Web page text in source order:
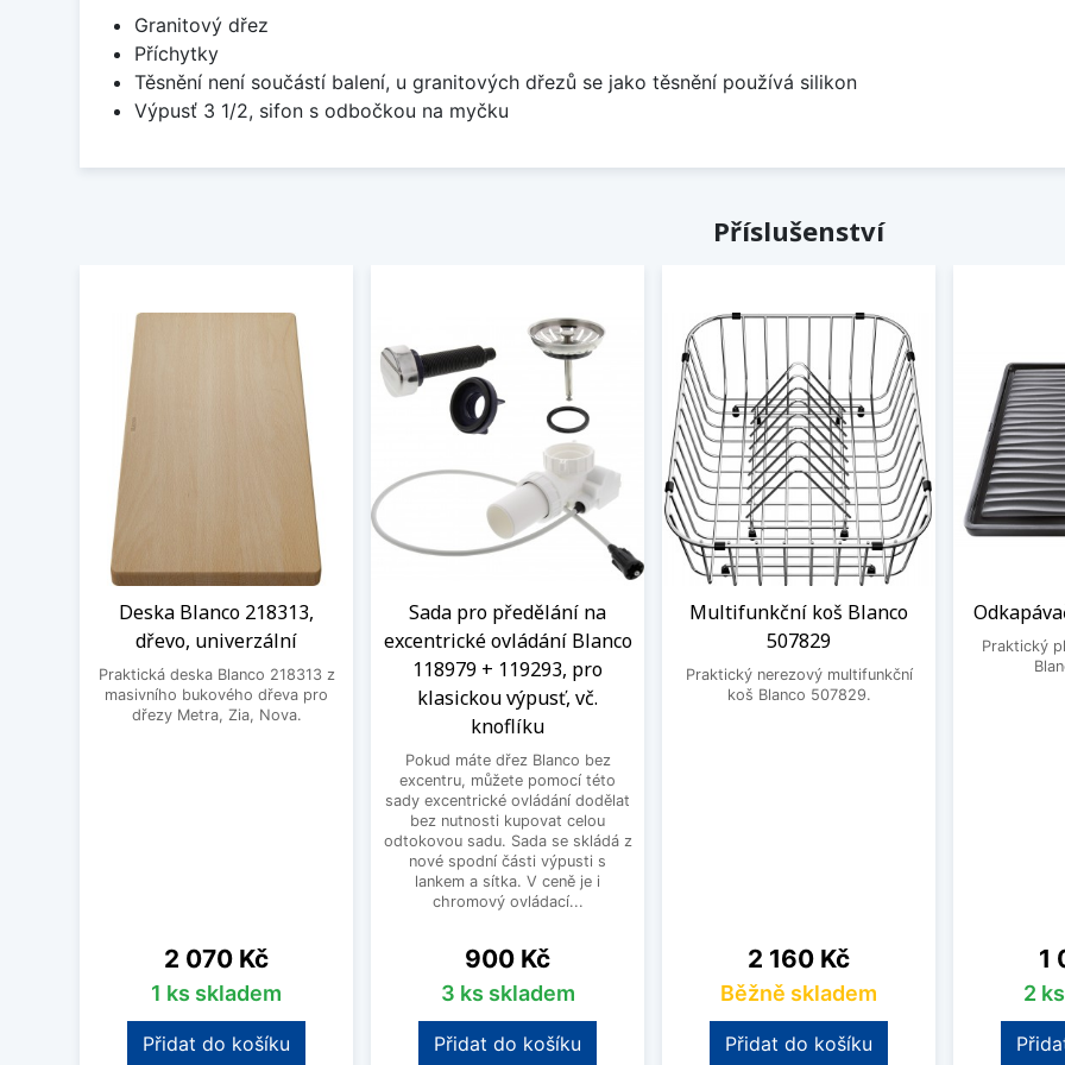
Granitový dřez
Příchytky
Těsnění není součástí balení, u granitových dřezů se jako těsnění používá silikon
Výpusť 3 1/2, sifon s odbočkou na myčku
Příslušenství
Deska Blanco 218313,
dřevo, univerzální
Praktická deska Blanco 218313 z
masivního bukového dřeva pro
dřezy Metra, Zia, Nova.
Cena
2 070 Kč
1 ks skladem
Přidat do košíku
Sada pro předělání na
excentrické ovládání Blanco
118979 + 119293, pro
klasickou výpusť, vč.
knoflíku
Pokud máte dřez Blanco bez
excentru, můžete pomocí této
sady excentrické ovládání dodělat
bez nutnosti kupovat celou
odtokovou sadu. Sada se skládá z
nové spodní části výpusti s
lankem a sítka. V ceně je i
chromový ovládací...
Cena
900 Kč
3 ks skladem
Přidat do košíku
Multifunkční koš Blanco
507829
Praktický nerezový multifunkční
koš Blanco 507829.
Cena
2 160 Kč
Běžně skladem
Přidat do košíku
Praktický
1
2